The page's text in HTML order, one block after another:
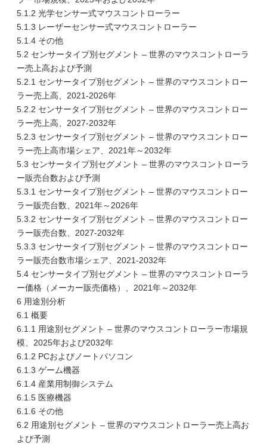
5.1.2 光学センサー式マウスコントローラー
5.1.3 レーザーセンサー式マウスコントローラー
5.1.4 その他
5.2 センサータイプ別セグメント – 世界のマウスコントローラ
ー売上高および予測
5.2.1 センサータイプ別セグメント – 世界のマウスコントロー
ラー売上高、2021-2026年
5.2.2 センサータイプ別セグメント – 世界のマウスコントロー
ラー売上高、2027-2032年
5.2.3 センサータイプ別セグメント – 世界のマウスコントロー
ラー売上高市場シェア、2021年～2032年
5.3 センサータイプ別セグメント – 世界のマウスコントローラ
ー販売台数および予測
5.3.1 センサータイプ別セグメント – 世界のマウスコントロー
ラー販売台数、2021年～2026年
5.3.2 センサータイプ別セグメント – 世界のマウスコントロー
ラー販売台数、2027-2032年
5.3.3 センサータイプ別セグメント – 世界のマウスコントロー
ラー販売台数市場シェア、2021-2032年
5.4 センサータイプ別セグメント – 世界のマウスコントローラ
ー価格（メーカー販売価格）、2021年～2032年
6 用途別分析
6.1 概要
6.1.1 用途別セグメント – 世界のマウスコントローラー市場規
模、2025年および2032年
6.1.2 PCおよびノートパソコン
6.1.3 ゲーム機器
6.1.4 産業用制御システム
6.1.5 医療機器
6.1.6 その他
6.2 用途別セグメント – 世界のマウスコントローラー売上高お
よび予測